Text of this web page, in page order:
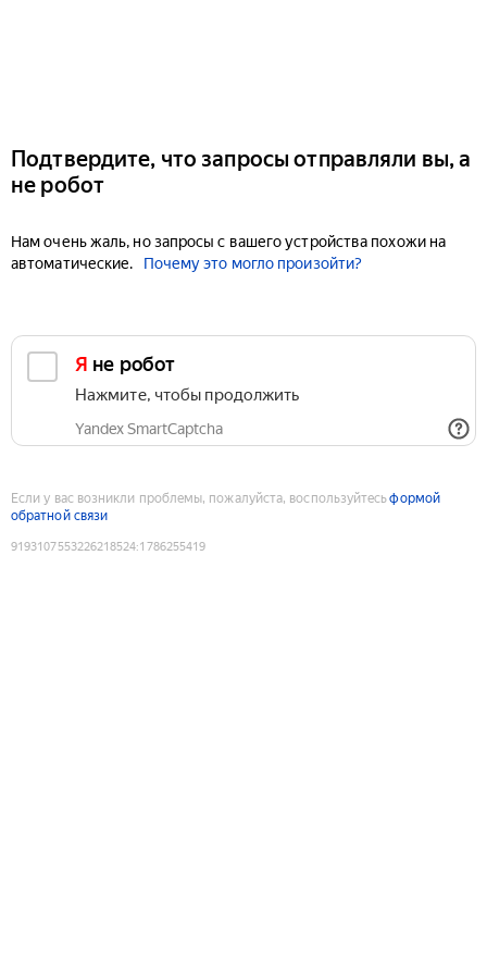
Подтвердите, что запросы отправляли вы, а
не робот
Нам очень жаль, но запросы с вашего устройства похожи на
автоматические.
Почему это могло произойти?
Я не робот
Нажмите, чтобы продолжить
Yandex SmartCaptcha
Если у вас возникли проблемы, пожалуйста, воспользуйтесьформой
обратной связи
9193107553226218524:1786255419